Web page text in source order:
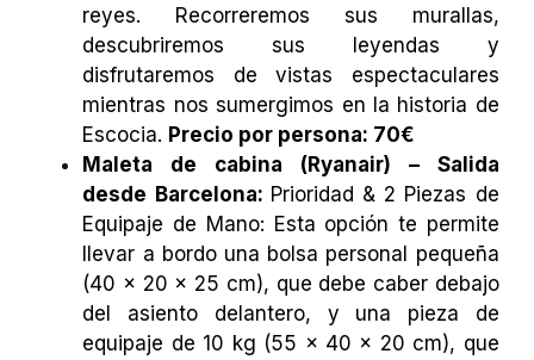
reyes. Recorreremos sus murallas,
descubriremos sus leyendas y
disfrutaremos de vistas espectaculares
mientras nos sumergimos en la historia de
Escocia. Precio por persona: 70€
Maleta de cabina (Ryanair) – Salida
desde Barcelona: Prioridad & 2 Piezas de
Equipaje de Mano: Esta opción te permite
llevar a bordo una bolsa personal pequeña
(40 x 20 x 25 cm), que debe caber debajo
del asiento delantero, y una pieza de
equipaje de 10 kg (55 x 40 x 20 cm), que